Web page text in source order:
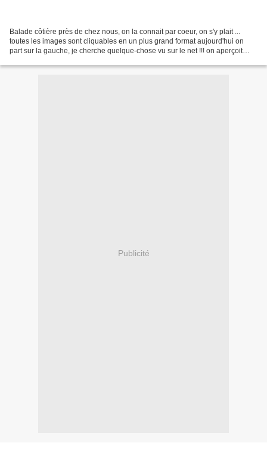
Balade côtière près de chez nous, on la connait par coeur, on s'y plait ...
toutes les images sont cliquables en un plus grand format aujourd'hui on
part sur la gauche, je cherche quelque-chose vu sur le net !!! on aperçoit
Publicité